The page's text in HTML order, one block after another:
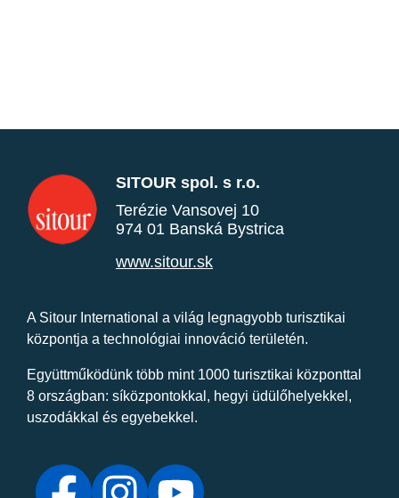
SITOUR spol. s r.o.
Terézie Vansovej 10
974 01 Banská Bystrica
www.sitour.sk
A Sitour International a világ legnagyobb turisztikai
központja a technológiai innováció területén.
Együttműködünk több mint 1000 turisztikai központtal
8 országban: síközpontokkal, hegyi üdülőhelyekkel,
uszodákkal és egyebekkel.